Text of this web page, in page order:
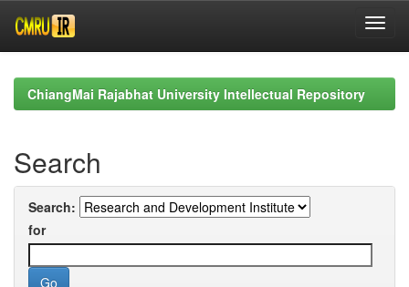
navigationChiangMai Rajabhat University Intellectual Repository
Search
Search:
for